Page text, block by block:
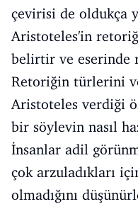
çevirisi de oldukça
Aristoteles'in
belirtir ve eserinde
Retoriğin türlerini
Aristoteles verdiği
bir söylevin nasıl
İnsanlar adil
çok arzuladıkları
olmadığını